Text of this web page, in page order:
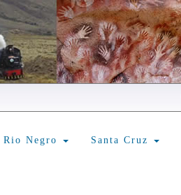
Rio Negro Santa Cruz